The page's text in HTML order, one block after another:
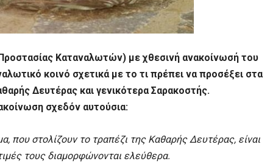
Καταναλωτών) με χθεσινή ανακοίνωσή του
κοινό σχετικά με το τι πρέπει να προσέξει στα
Δευτέρας και γενικότερα Σαρακοστής.
σχεδόν αυτούσια:
που στολίζουν το τραπέζι της Καθαρής Δευτέρας, είναι
τους διαμορφώνονται ελεύθερα.